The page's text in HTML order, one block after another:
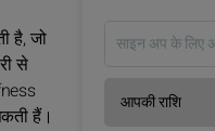
है, जो
से
हैं।